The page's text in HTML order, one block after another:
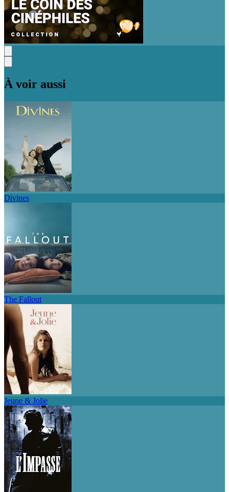
À voir aussi
Divines
The Fallout
Jeune & Jolie